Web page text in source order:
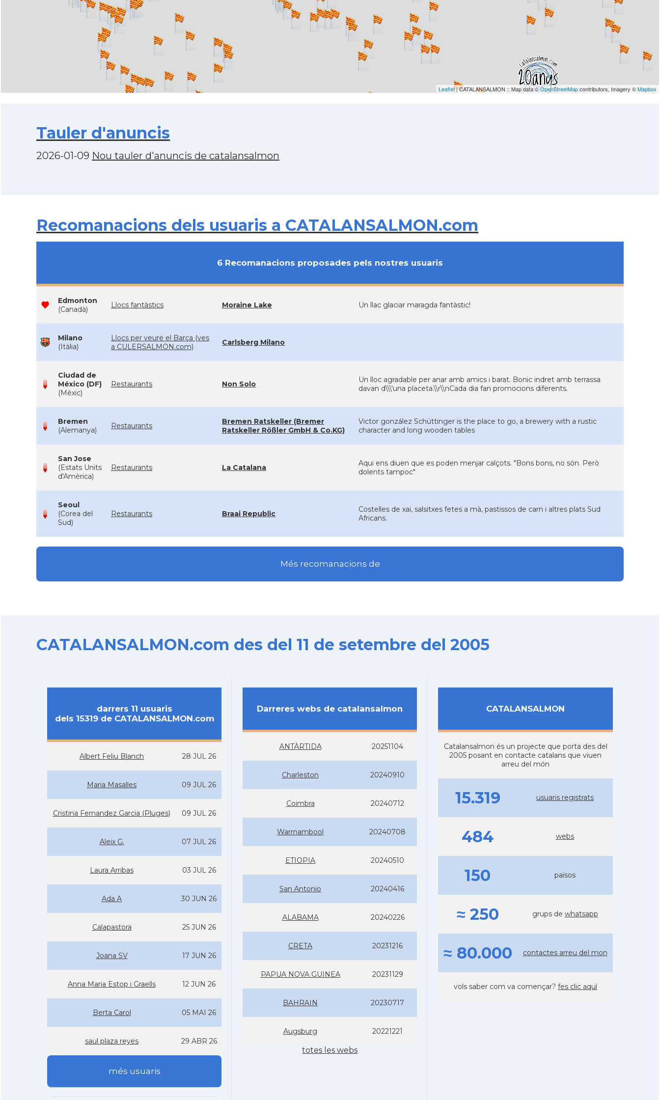
Leaflet| CATALANSALMON :: Map data ©OpenStreetMapcontributors, Imagery ©Mapbox
Tauler d'anuncis
2026-01-09 Nou tauler d'anuncis de catalansalmon
Recomanacions dels usuaris a CATALANSALMON.com
6 Recomanacions proposades pels nostres usuaris
Edmonton
(Canadà)
Llocs fantàstics Moraine Lake Un llac glaciar maragda fantàstic!
Milano
(Itàlia)
Llocs per veure el Barça (ves
a CULERSALMON.com)
Carlsberg Milano
Ciudad de
México (DF)
(Mèxic)
Restaurants Non Solo
Un lloc agradable per anar amb amics i barat. Bonic indret amb terrassa
davan d\\\'una placeta.\\r\\nCada dia fan promocions diferents.
Bremen
(Alemanya)
Restaurants
Bremen Ratskeller (Bremer
Ratskeller Rößler GmbH & Co.KG)
Victor gonzález Schüttinger is the place to go, a brewery with a rustic
character and long wooden tables
San Jose
(Estats Units
d'Amèrica)
Restaurants La Catalana
Aqui ens diuen que es poden menjar calçots. "Bons bons, no són. Però
dolents tampoc"
Seoul
(Corea del
Sud)
Restaurants Braai Republic
Costelles de xai, salsitxes fetes a mà, pastissos de carn i altres plats Sud
Africans.
Més recomanacions de
CATALANSALMON.com des del 11 de setembre del 2005
darrers 11 usuaris
dels 15319 de CATALANSALMON.com
Albert Feliu Blanch 28 JUL 26
Maria Masalles 09 JUL 26
Cristina Fernandez Garcia (Pluges) 09 JUL 26
Aleix G. 07 JUL 26
Laura Arribas 03 JUL 26
Ada A 30 JUN 26
Calapastora 25 JUN 26
Joana SV 17 JUN 26
Anna Maria Estop i Graells 12 JUN 26
Berta Carol 05 MAI 26
saul plaza reyes 29 ABR 26
més usuaris
Darreres webs de catalansalmon
ANTÀRTIDA 20251104
Charleston 20240910
Coimbra 20240712
Warrnambool 20240708
ETIOPIA 20240510
San Antonio 20240416
ALABAMA 20240226
CRETA 20231216
PAPUA NOVA GUINEA 20231129
BAHRAIN 20230717
Augsburg 20221221
totes les webs
CATALANSALMON
Catalansalmon és un projecte que porta des del
2005 posant en contacte catalans que viuen
arreu del món
15.319 usuaris registrats
484 webs
150 països
≈ 250 grups de whatsapp
≈ 80.000 contactes arreu del mon
vols saber com va començar? fes clic aquí